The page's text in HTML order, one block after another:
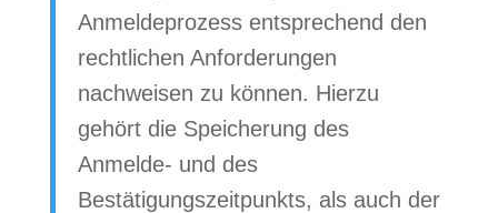
Anmeldeprozess entsprechend den
rechtlichen Anforderungen
nachweisen zu können. Hierzu
gehört die Speicherung des
Anmelde- und des
Bestätigungszeitpunkts, als auch der